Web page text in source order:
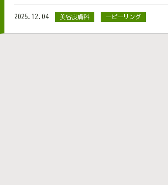
ります。 ピーリングと聞くと“皮がむけ
皮むけをほとんど起こさず、肌の奥に働
2025.12.04 美容皮膚科 ーピーリング